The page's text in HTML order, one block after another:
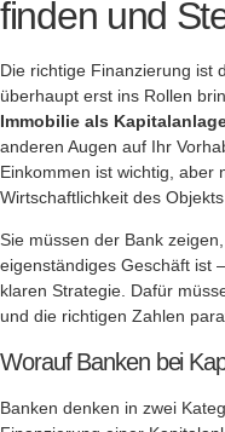
finden und
Die richtige Finanzierung ist
überhaupt erst ins Rollen
Immobilie als
anderen Augen auf Ihr
Einkommen ist wichtig, aber
Wirtschaftlichkeit des Objekts
Sie müssen der Bank
eigenständiges Geschäft ist
klaren Strategie. Dafür
und die richtigen Zahlen
Worauf Banken bei
Banken denken in zwei